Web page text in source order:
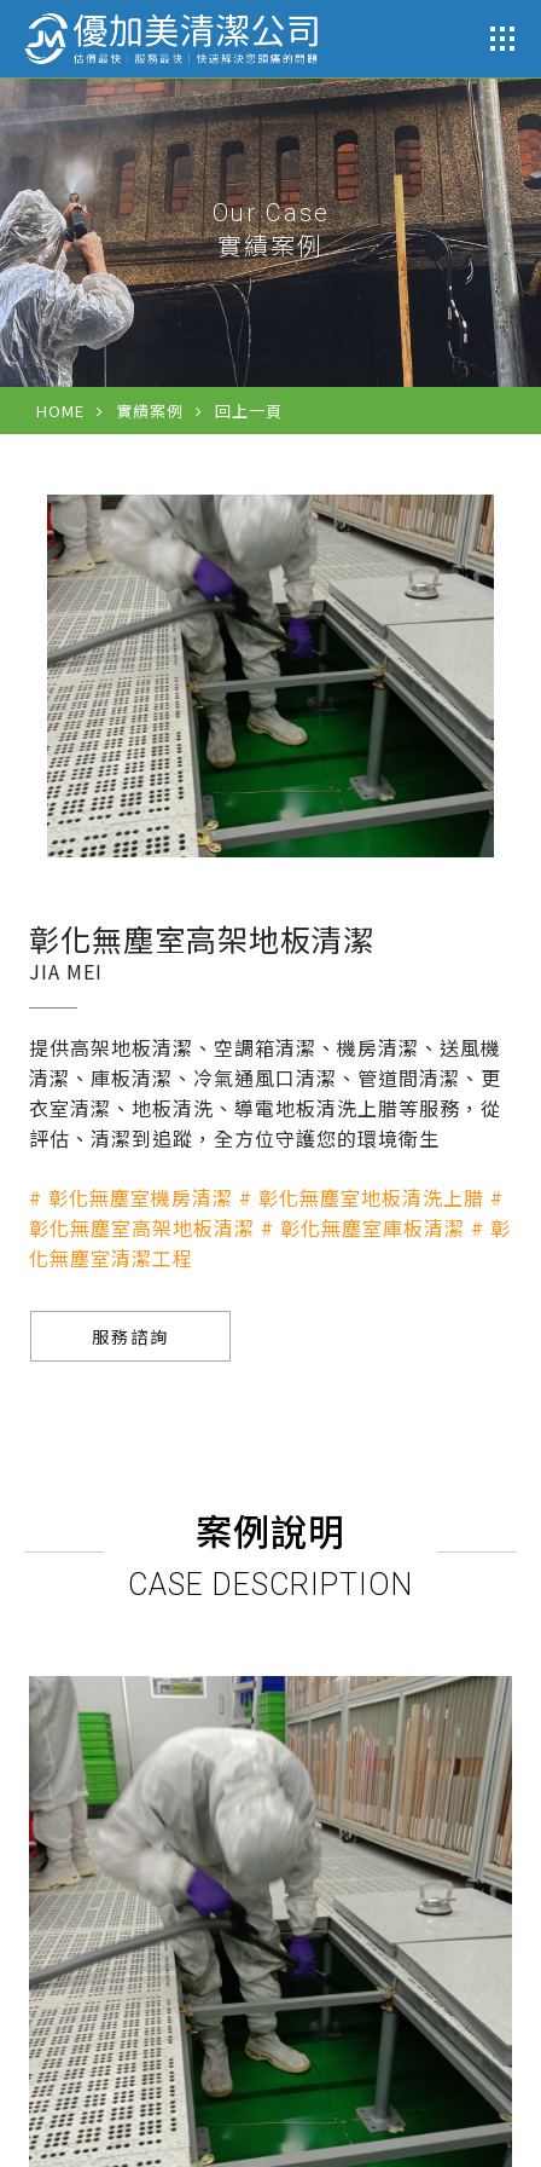
Our Case
實績案例
HOME 實績案例 回上一頁
彰化無塵室高架地板清潔
JIA MEI
提供高架地板清潔、空調箱清潔、機房清潔、送風機
清潔、庫板清潔、冷氣通風口清潔、管道間清潔、更
衣室清潔、地板清洗、導電地板清洗上腊等服務，從
評估、清潔到追蹤，全方位守護您的環境衛生
# 彰化無塵室機房清潔 # 彰化無塵室地板清洗上腊 #
彰化無塵室高架地板清潔 # 彰化無塵室庫板清潔 # 彰
化無塵室清潔工程
服務諮詢
案例說明
CASE DESCRIPTION